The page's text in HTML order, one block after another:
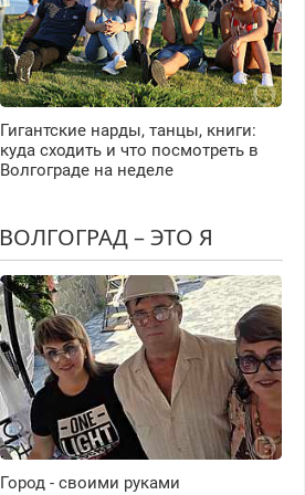
Гигантские нарды, танцы, книги:
куда сходить и что посмотреть в
Волгограде на неделе
ВОЛГОГРАД – ЭТО Я
Город - своими руками